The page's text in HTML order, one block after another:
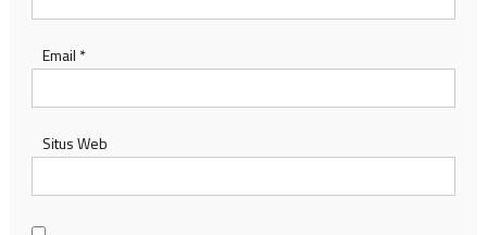
Email *
Situs Web